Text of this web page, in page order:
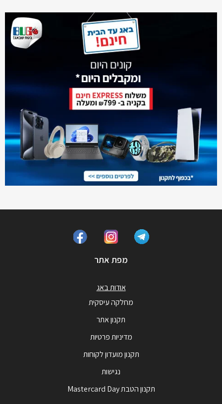
מפת אתר
אודות באג
מחלקה עיסקית
תקנון אתר
מדיניות פרטיות
תקנון מועדון לקוחות
נגישות
תקנון הטבת Mastercard Day